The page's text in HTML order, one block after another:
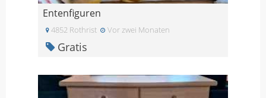
Entenfiguren
4852 Rothrist Vor zwei Monaten
Gratis